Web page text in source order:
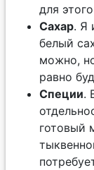
для
Сахар. Я
белый
можно,
равно
Специи.
готовый